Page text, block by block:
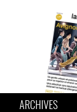
ARCHIVES